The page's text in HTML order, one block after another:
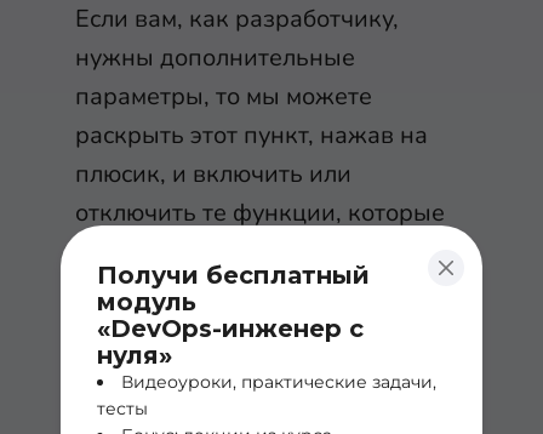
Получи бесплатный
модуль
«DevOps-инженер с
нуля»
Видеоуроки, практические задачи,
тесты
Если вам, как разработчику,
нужны дополнительные
параметры, то мы можете
раскрыть этот пункт, нажав на
плюсик, и включить или
отключить те функции, которые